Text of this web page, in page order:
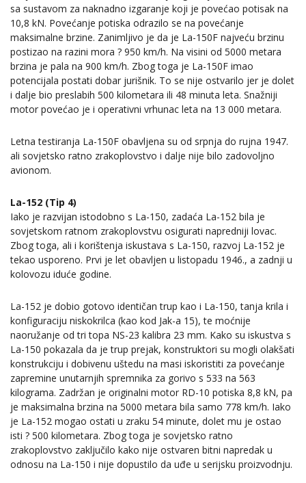
sa sustavom za naknadno izgaranje koji je povećao potisak na
10,8 kN. Povećanje potiska odrazilo se na povećanje
maksimalne brzine. Zanimljivo je da je La-150F najveću brzinu
postizao na razini mora ? 950 km/h. Na visini od 5000 metara
brzina je pala na 900 km/h. Zbog toga je La-150F imao
potencijala postati dobar jurišnik. To se nije ostvarilo jer je dolet
i dalje bio preslabih 500 kilometara ili 48 minuta leta. Snažniji
motor povećao je i operativni vrhunac leta na 13 000 metara.
Letna testiranja La-150F obavljena su od srpnja do rujna 1947.
ali sovjetsko ratno zrakoplovstvo i dalje nije bilo zadovoljno
avionom.
La-152 (Tip 4)
Iako je razvijan istodobno s La-150, zadaća La-152 bila je
sovjetskom ratnom zrakoplovstvu osigurati napredniji lovac.
Zbog toga, ali i korištenja iskustava s La-150, razvoj La-152 je
tekao usporeno. Prvi je let obavljen u listopadu 1946., a zadnji u
kolovozu iduće godine.
La-152 je dobio gotovo identičan trup kao i La-150, tanja krila i
konfiguraciju niskokrilca (kao kod Jak-a 15), te moćnije
naoružanje od tri topa NS-23 kalibra 23 mm. Kako su iskustva s
La-150 pokazala da je trup prejak, konstruktori su mogli olakšati
konstrukciju i dobivenu uštedu na masi iskoristiti za povećanje
zapremine unutarnjih spremnika za gorivo s 533 na 563
kilograma. Zadržan je originalni motor RD-10 potiska 8,8 kN, pa
je maksimalna brzina na 5000 metara bila samo 778 km/h. Iako
je La-152 mogao ostati u zraku 54 minute, dolet mu je ostao
isti ? 500 kilometara. Zbog toga je sovjetsko ratno
zrakoplovstvo zaključilo kako nije ostvaren bitni napredak u
odnosu na La-150 i nije dopustilo da uđe u serijsku proizvodnju.